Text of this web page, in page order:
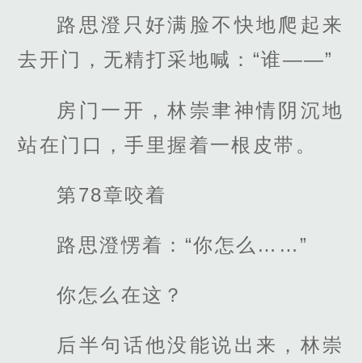
路思澄只好满脸不快地爬起来
去开门，无精打采地喊：“谁——”
房门一开，林崇聿神情阴沉地
站在门口，手里握着一根皮带。
第78章咬着
路思澄愣着：“你怎么……”
你怎么在这？
后半句话他没能说出来，林崇